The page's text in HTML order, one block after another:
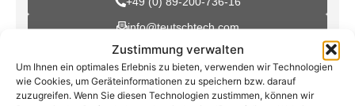
Zustimmung verwalten
Um Ihnen ein optimales Erlebnis zu bieten, verwenden wir Technologien
wie Cookies, um Geräteinformationen zu speichern bzw. darauf
zuzugreifen. Wenn Sie diesen Technologien zustimmen, können wir
info@teutschtech.com
WhatsApp